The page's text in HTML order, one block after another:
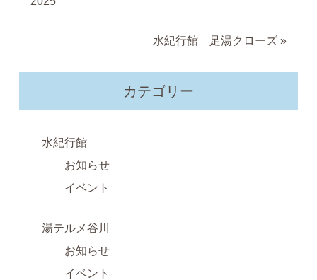
水紀行館 足湯クローズ »
カテゴリー
水紀行館
お知らせ
イベント
湯テルメ谷川
お知らせ
イベント